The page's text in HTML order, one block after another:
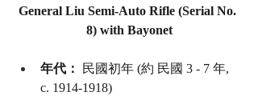
General Liu Semi-Auto Rifle (Serial No.
8) with Bayonet
年代：
民國初年 (約 民國 3 - 7 年,
c. 1914-1918)